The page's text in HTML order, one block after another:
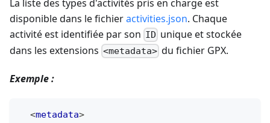
La liste des types d'activités pris en charge est
disponible dans le fichieractivities.json. Chaque
activité est identifiée par son ID unique et stockée
dans les extensions <metadata> du fichier GPX.
Exemple :
<metadata>